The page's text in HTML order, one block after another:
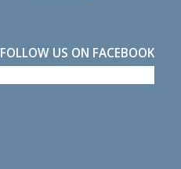
FOLLOW US ON FACEBOOK